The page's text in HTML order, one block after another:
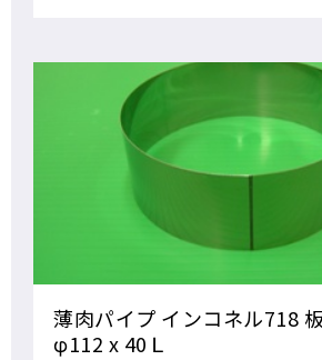
薄肉パイプ インコネル718
φ112 x 40Ｌ